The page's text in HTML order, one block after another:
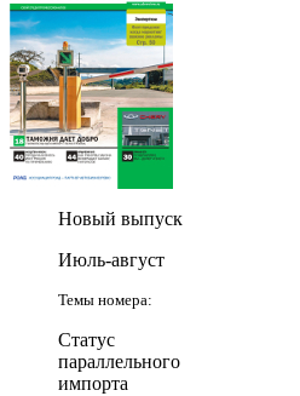
Новый выпуск
Июль-август
Темы номера:
Статус
параллельного
импорта